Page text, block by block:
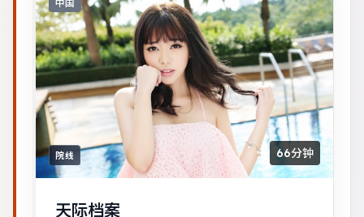
中国
院线 66分钟
天际档案